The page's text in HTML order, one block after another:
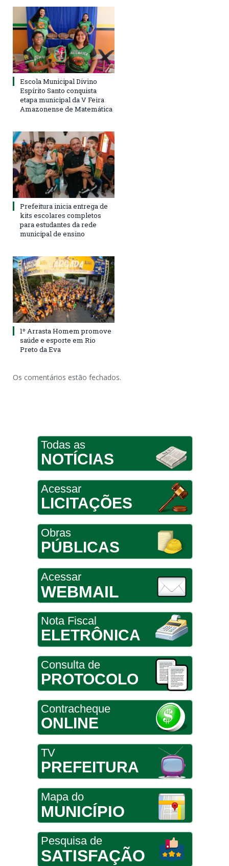
Escola Municipal Divino
Espírito Santo conquista
etapa municipal da V Feira
Amazonense de Matemática
Prefeitura inicia entrega de
kits escolares completos
para estudantes da rede
municipal de ensino
1º Arrasta Homem promove
saúde e esporte em Rio
Preto da Eva
Os comentários estão fechados.
Todas as
NOTÍCIAS
Acessar
LICITAÇÕES
Obras
PÚBLICAS
Acessar
WEBMAIL
Nota Fiscal
ELETRÔNICA
Consulta de
PROTOCOLO
Contracheque
ONLINE
TV
PREFEITURA
Mapa do
MUNICÍPIO
Pesquisa de
SATISFAÇÃO